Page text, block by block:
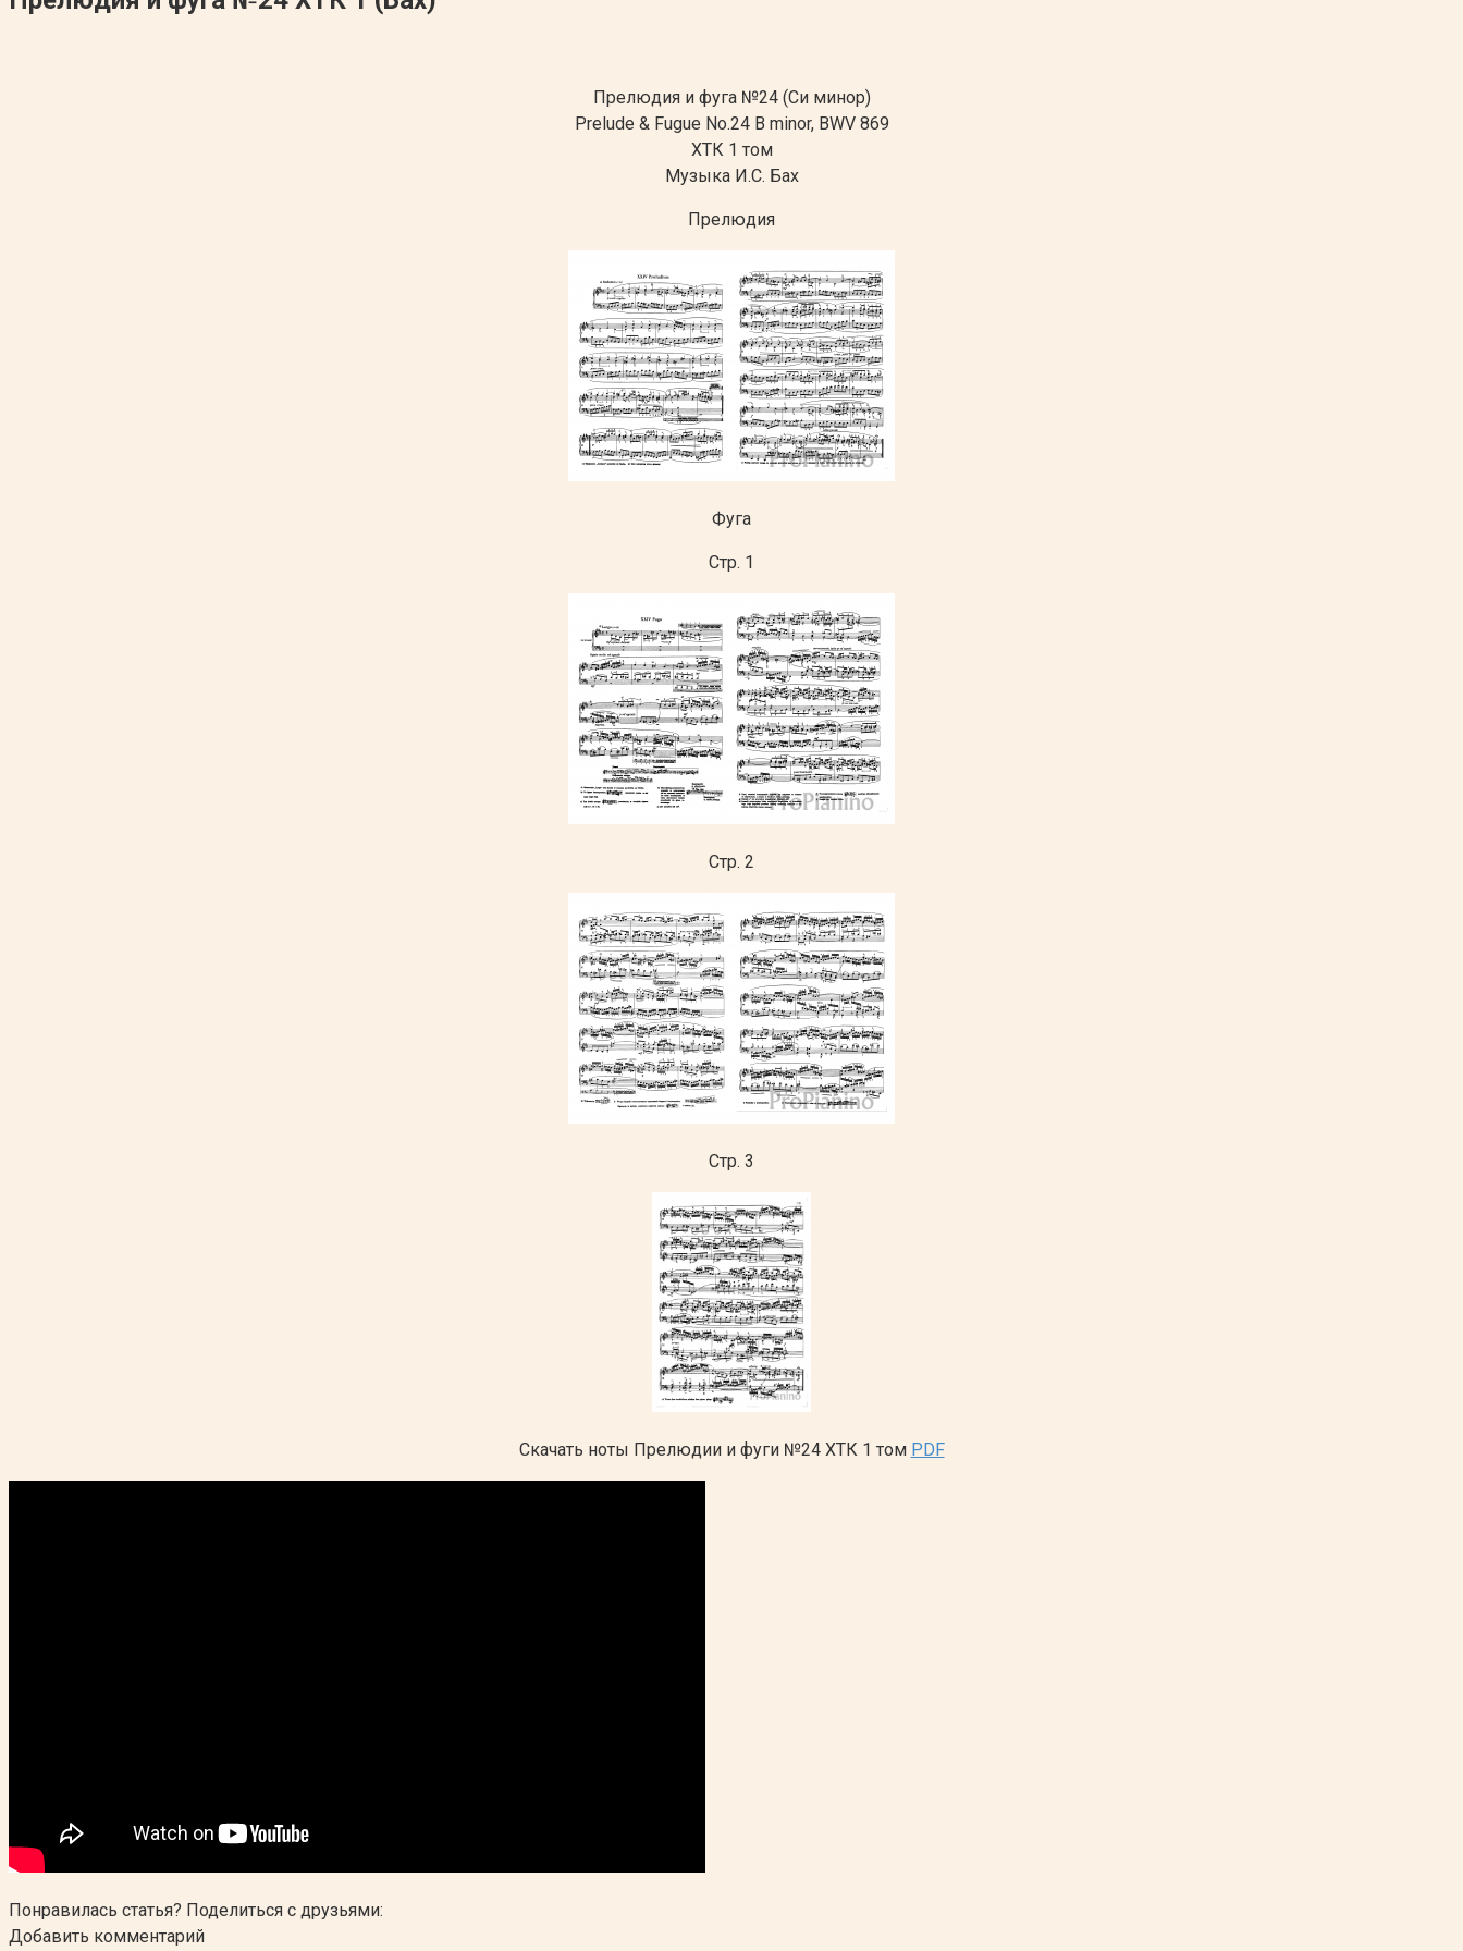
Прелюдия и фуга №24 (Си минор)
Prelude & Fugue No.24 B minor, BWV 869
ХТК 1 том
Музыка И.С. Бах
Прелюдия
Фуга
Стр. 1
Стр. 2
Стр. 3
Скачать ноты Прелюдии и фуги №24 ХТК 1 том PDF
Понравилась статья? Поделиться с друзьями:
Добавить комментарий